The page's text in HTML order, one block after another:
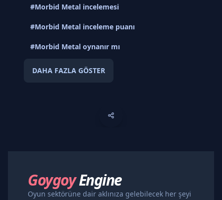
#Morbid Metal incelemesi
#Morbid Metal inceleme puanı
#Morbid Metal oynanır mı
DAHA FAZLA GÖSTER
GoygoyEngine
Oyun sektörüne dair aklınıza gelebilecek her şeyi